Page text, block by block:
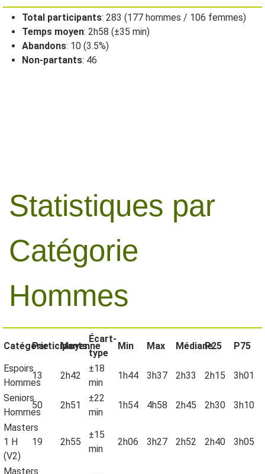
Total participants: 283 (177 hommes / 106 femmes)
Temps moyen: 2h58 (±35 min)
Abandons: 10 (3.5%)
Non-partants: 46
Statistiques par
Catégorie
Hommes
CatégorieParticipants
Moyenne
Écart-
type
Min Max MédianeP25
P75
Espoirs
Hommes
13 2h42
±18
min
1h44 3h37 2h33 2h15
3h01
Seniors
Hommes
50 2h51
±22
min
1h54 4h58 2h45 2h30
3h10
Masters
1 H
(V2)
19 2h55
±15
min
2h06 3h27 2h52 2h40 3h05
Masters